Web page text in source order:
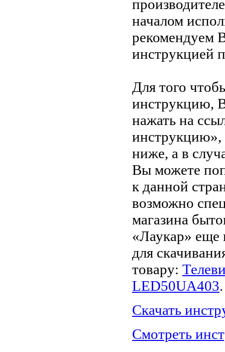
началом
рекомендуем
инструкцией
Для того
инструкцию,
нажать на
ниже, а в
Вы можете
к данной
возможно
магазина
«Лаукар» еще
для
товару:
LED50UA403.
Скачать
Смотреть